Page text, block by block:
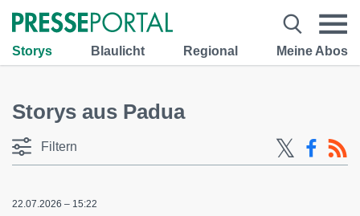
Storys Blaulicht Regional Meine Abos
Storys aus Padua
Filtern
22.07.2026 – 15:22